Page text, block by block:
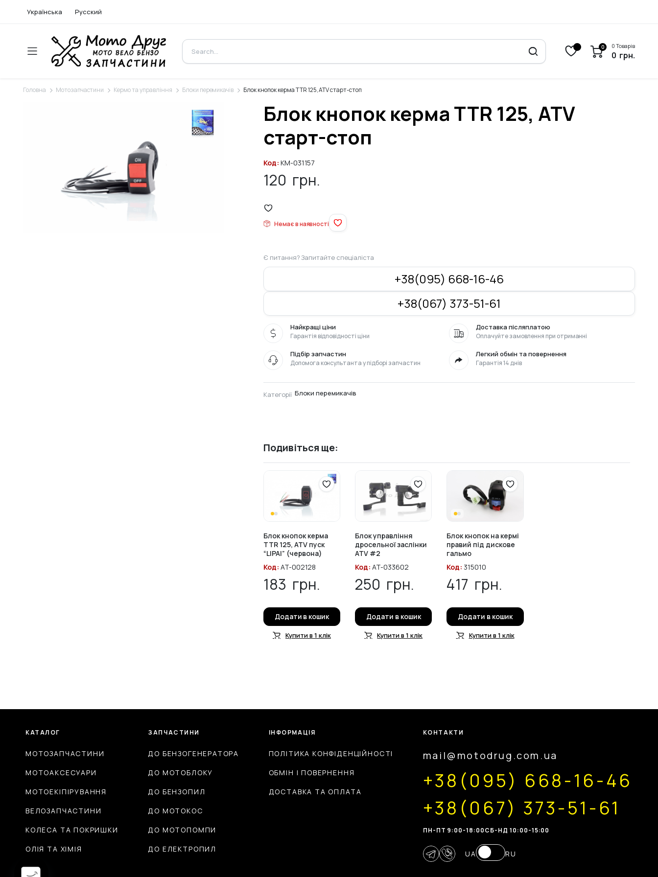
Українська Русский
0 0 Товарів
0 грн.
Головна Мотозапчастини Кермо та управління Блоки перемикачів Блок кнопок керма TTR 125, ATV старт-стоп
Блок кнопок керма TTR 125, ATV
старт-стоп
Код: KM-031157
120 грн.
Немає в наявності
Є питання? Запитайте спеціаліста
+38(095) 668-16-46
+38(067) 373-51-61
Найкращі ціни
Гарантія відповідності ціни
Доставка післяплатою
Оплачуйте замовлення при отриманні
Підбір запчастин
Допомога консультанта у підборі запчастин
Легкий обмін та повернення
Гарантія 14 днів
Категорії Блоки перемикачів
Подивіться ще:
Блок кнопок керма
TTR 125, ATV пуск
“LIPAI” (червона)
Код: AT-002128
183 грн.
Додати в кошик
Купити в 1 клік
Блок управління
дросельної заслінки
ATV #2
Код: AT-033602
250 грн.
Додати в кошик
Купити в 1 клік
Блок кнопок на кермі
правий під дискове
гальмо
Код: 315010
417 грн.
Додати в кошик
Купити в 1 клік
КАТАЛОГ
МОТОЗАПЧАСТИНИ
МОТОАКСЕСУАРИ
МОТОЕКІПІРУВАННЯ
ВЕЛОЗАПЧАСТИНИ
КОЛЕСА ТА ПОКРИШКИ
ОЛІЯ ТА ХІМІЯ
ЗАПЧАСТИНИ
ДО БЕНЗОГЕНЕРАТОРА
ДО МОТОБЛОКУ
ДО БЕНЗОПИЛ
ДО МОТОКОС
ДО МОТОПОМПИ
ДО ЕЛЕКТРОПИЛ
ІНФОРМАЦІЯ
ПОЛІТИКА КОНФІДЕНЦІЙНОСТІ
ОБМІН І ПОВЕРНЕННЯ
ДОСТАВКА ТА ОПЛАТА
КОНТАКТИ
mail@motodrug.com.ua
+38(095) 668-16-46
+38(067) 373-51-61
ПН-ПТ 9:00-18:00CБ-НД 10:00-15:00
UA RU